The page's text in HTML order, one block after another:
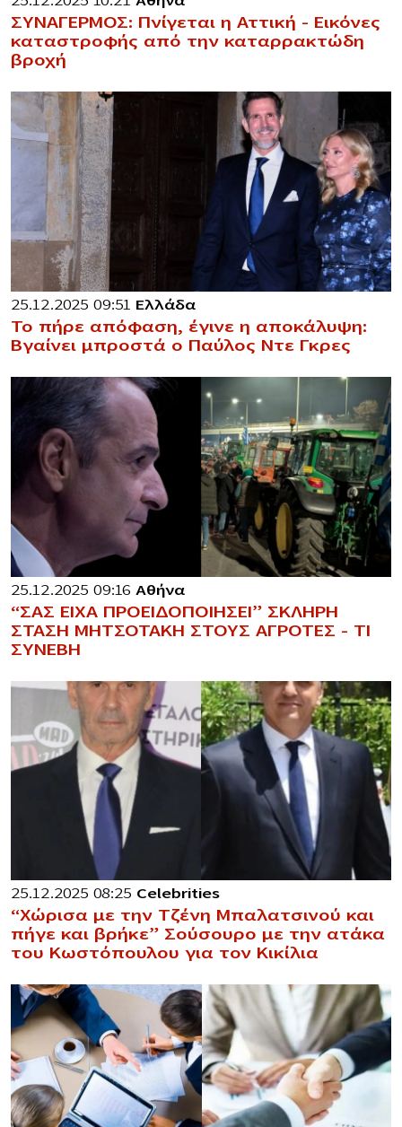
ΣΥΝΑΓΕΡΜΟΣ: Πνίγεται η Αττική – Εικόνες
καταστροφής από την καταρρακτώδη
βροχή
25.12.2025 09:51 Ελλάδα
Το πήρε απόφαση, έγινε η αποκάλυψη:
Βγαίνει μπροστά ο Παύλος Ντε Γκρες
25.12.2025 09:16 Αθήνα
“ΣΑΣ ΕΙΧΑ ΠΡΟΕΙΔΟΠΟΙΗΣΕΙ” ΣΚΛΗΡΗ
ΣΤΑΣΗ ΜΗΤΣΟΤΑΚΗ ΣΤΟΥΣ ΑΓΡΟΤΕΣ – ΤΙ
ΣΥΝΕΒΗ
25.12.2025 08:25 Celebrities
“Χώρισα με την Τζένη Μπαλατσινού και
πήγε και βρήκε” Σούσουρο με την ατάκα
του Κωστόπουλου για τον Κικίλια